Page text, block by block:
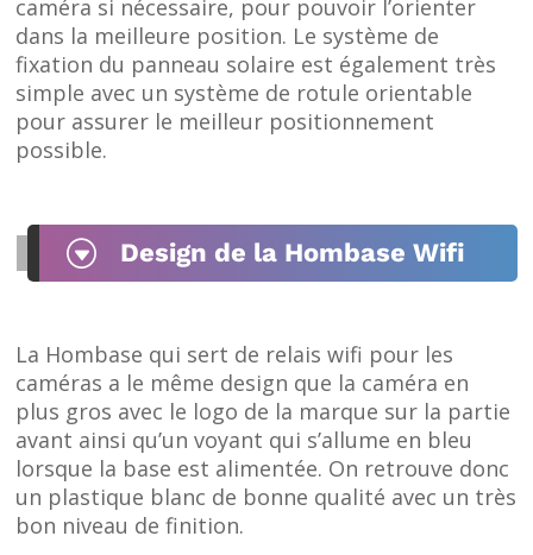
caméra si nécessaire, pour pouvoir l’orienter
dans la meilleure position. Le système de
fixation du panneau solaire est également très
simple avec un système de rotule orientable
pour assurer le meilleur positionnement
possible.
G Design de la Hombase Wifi
La Hombase qui sert de relais wifi pour les
caméras a le même design que la caméra en
plus gros avec le logo de la marque sur la partie
avant ainsi qu’un voyant qui s’allume en bleu
lorsque la base est alimentée. On retrouve donc
un plastique blanc de bonne qualité avec un très
bon niveau de finition.